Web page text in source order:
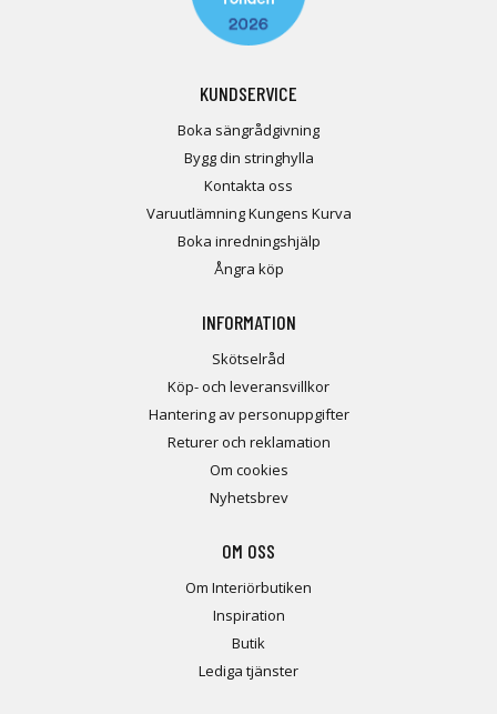
KUNDSERVICE
Boka sängrådgivning
Bygg din stringhylla
Kontakta oss
Varuutlämning Kungens Kurva
Boka inredningshjälp
Ångra köp
INFORMATION
Skötselråd
Köp- och leveransvillkor
Hantering av personuppgifter
Returer och reklamation
Om cookies
Nyhetsbrev
OM OSS
Om Interiörbutiken
Inspiration
Butik
Lediga tjänster